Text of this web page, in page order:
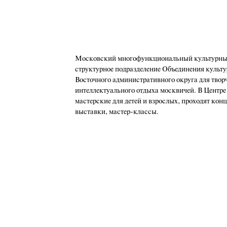
Московский многофункциональный
структурное подразделение Объединения
Восточного административного округа для
интеллектуального отдыха москвичей. В
мастерские для детей и взрослых, проходят
выставки, мастер-классы.